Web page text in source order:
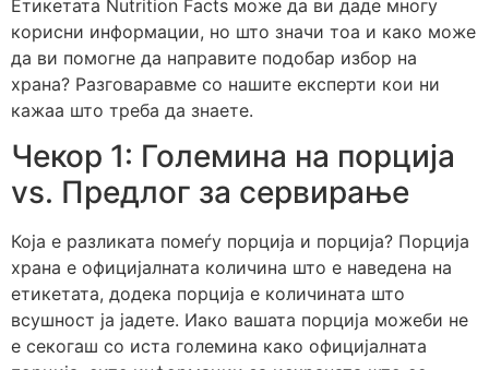
Етикетата Nutrition Facts може да ви даде многу
корисни информации, но што значи тоа и како може
да ви помогне да направите подобар избор на
храна? Разговаравме со нашите експерти кои ни
кажаа што треба да знаете.
Чекор 1: Големина на порција
vs. Предлог за сервирање
Која е разликата помеѓу порција и порција? Порција
храна е официјалната количина што е наведена на
етикетата, додека порција е количината што
всушност ја јадете. Иако вашата порција можеби не
е секогаш со иста големина како официјалната